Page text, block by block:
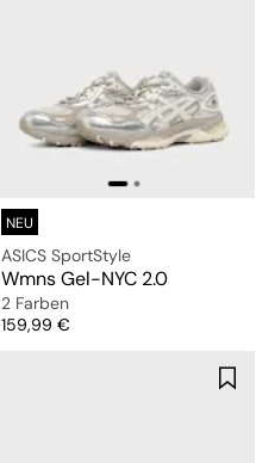
NEU
ASICS SportStyle
Wmns Gel-NYC 2.0
2 Farben
Preis
159,99 €